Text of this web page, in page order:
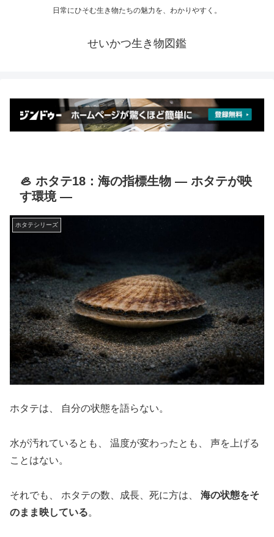
日常にひそむ生き物たちの魅力を、わかりやすく。
せいかつ生き物図鑑
🦪 ホタテ18：海の指標生物 ― ホタテが映
す環境 ―
ホタテシリーズ
ホタテは、 自分の状態を語らない。
水が汚れているとも、 温度が変わったとも、 声を上げる
ことはない。
それでも、 ホタテの数、成長、死に方は、 海の状態をそ
のまま映している。